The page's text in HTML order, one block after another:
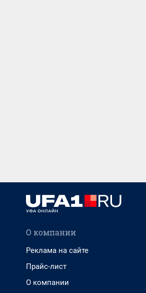
О компании
Реклама на сайте
Прайс-лист
О компании